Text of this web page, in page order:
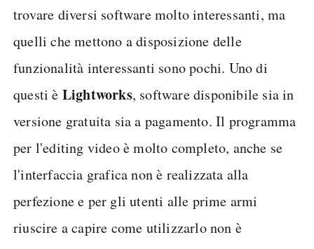
trovare diversi software molto interessanti, ma
quelli che mettono a disposizione delle
funzionalità interessanti sono pochi. Uno di
questi è Lightworks, software disponibile sia in
versione gratuita sia a pagamento. Il programma
per l'editing video è molto completo, anche se
l'interfaccia grafica non è realizzata alla
perfezione e per gli utenti alle prime armi
riuscire a capire come utilizzarlo non è